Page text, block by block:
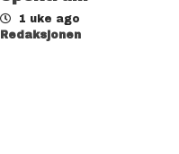
1 uke ago
Redaksjonen